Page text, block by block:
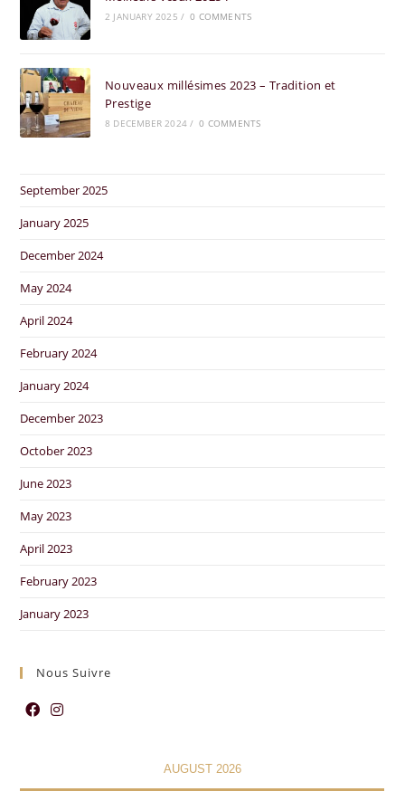
2 JANUARY 2025 / 0 COMMENTS
Nouveaux millésimes 2023 – Tradition et
Prestige
8 DECEMBER 2024 / 0 COMMENTS
September 2025
January 2025
December 2024
May 2024
April 2024
February 2024
January 2024
December 2023
October 2023
June 2023
May 2023
April 2023
February 2023
January 2023
Nous Suivre
AUGUST 2026